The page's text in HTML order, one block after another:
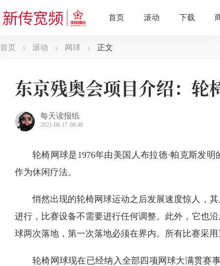
首页 滚动 网球 正文
东京残奥会项目介绍：轮
每天读报纸
2021-08-17 08:48
轮椅网球是1976年由美国人布拉德·帕克斯发
作为休闲疗法。
悄然出现的轮椅网球运动之后发展速度惊人，
进行，比赛设备不需要进行任何调整。此外，它也
球两次落地，第一次落地必须在界内。所有比赛采
轮椅网球现在已经纳入全部四项网球大满贯赛